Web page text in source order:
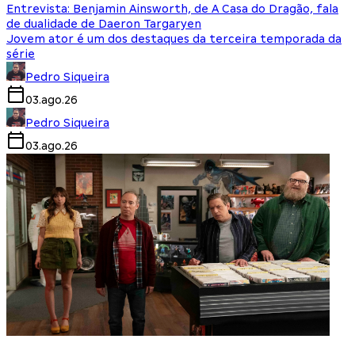
Entrevista: Benjamin Ainsworth, de A Casa do Dragão, fala
de dualidade de Daeron Targaryen
Jovem ator é um dos destaques da terceira temporada da
série
Pedro Siqueira
03.ago.26
Pedro Siqueira
03.ago.26